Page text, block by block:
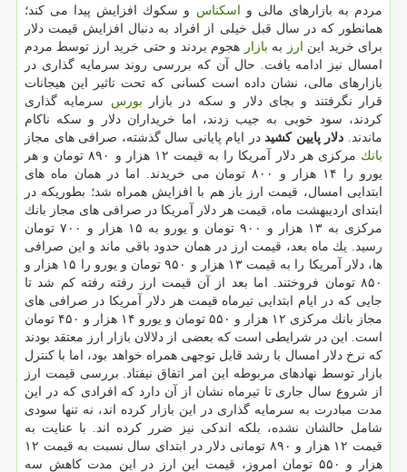
مردم به بازارهای مالی و اسكناس و سكوك افزایش پیدا می كند؛
همانطور كه در سال قبل خیلی از افراد به دنبال افزایش قیمت دلار
برای خرید این ارز به بازار هجوم بردند و حتی خرید ارز توسط مردم
امسال نیز ادامه یافت. حال آن كه بررسی روند سرمایه گذاری در
بازارهای مالی، نشان داده است كسانی كه تحت تاثیر این هیجانات
قرار نگرفتند و بجای دلار و سكه در بازار بورس سرمایه گذاری
كردند، سود خوبی به جیب زدند، اما خریداران دلار و سكه ناكام
ماندند. دلار پایین كشیددر ایام پایانی سال گذشته، صرافی های مجاز
بانك
مركزی هر دلار آمریكا را به قیمت ۱۲ هزار و ۸۹۰ تومان و هر
یورو را ۱۴ هزار و ۸۰۰ تومان می خریدند. اما در همان ماه های
ابتدایی امسال، قیمت ارز باز هم با افزایش همراه شد؛ بطوریكه در
ابتدای اردیبهشت ماه، قیمت هر دلار آمریكا در صرافی های مجاز بانك
مركزی به ۱۳ هزار و ۹۰۰ تومان و یورو به ۱۵ هزار و ۷۰۰ تومان
رسید. یك ماه بعد، قیمت ارز در همان حدود باقی ماند و این صرافی
ها، دلار آمریكا را به قیمت ۱۳ هزار و ۹۵۰ تومان و یورو را ۱۵ هزار و
۸۵۰ تومان فروختند. اما بعد از آن قیمت ارز رفته رفته كم شد تا
جایی كه در ایام ابتدایی تیرماه قیمت هر دلار آمریكا در صرافی های
مجاز بانك مركزی ۱۲ هزار و ۵۵۰ تومان و یورو ۱۴ هزار و ۴۵۰ تومان
است. این در شرایطی است كه بعضی از دلالان بازار ارز معتقد بودند
كه نرخ دلار امسال با رشد قابل توجهی همراه خواهد بود، اما با كنترل
بازار توسط نهادهای مربوطه این امر اتفاق نیفتاد. بررسی قیمت ارز
از شروع سال جاری تا تیرماه نشان از آن دارد كه افرادی كه در این
مدت مبادرت به سرمایه گذاری در این بازار كرده اند، نه تنها سودی
شامل حالشان نشده، بلكه اندكی نیز ضرر كرده اند. با عنایت به
قیمت ۱۲ هزار و ۸۹۰ تومانی دلار در ابتدای سال نسبت به قیمت ۱۲
هزار و ۵۵۰ تومان امروز، قیمت این ارز در این مدت كاهش سه